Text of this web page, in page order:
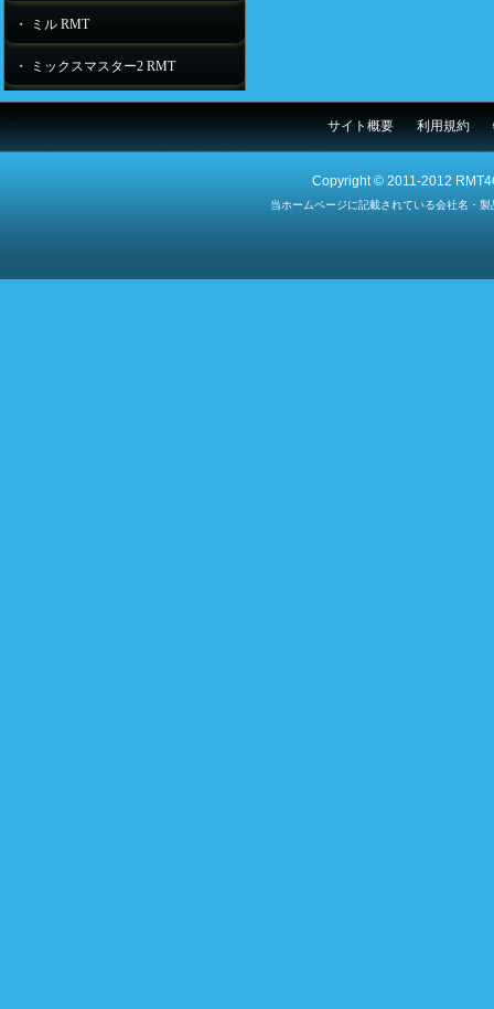
・ ミル RMT
・ ミックスマスター2 RMT
サイト概要 利用規約
Copyright © 2011-2012
当ホームページに記載されている会社名・